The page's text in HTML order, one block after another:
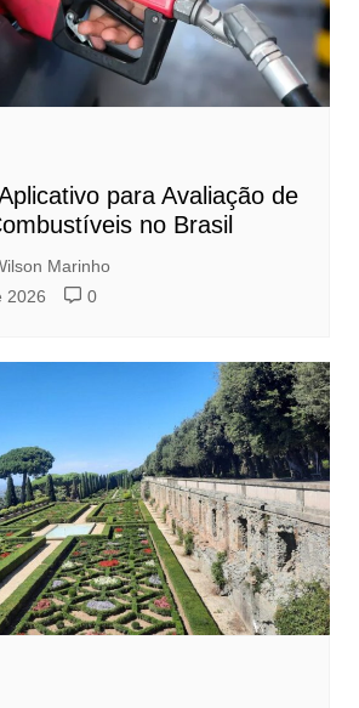
para Avaliação de
no Brasil
Marinho
2026
0